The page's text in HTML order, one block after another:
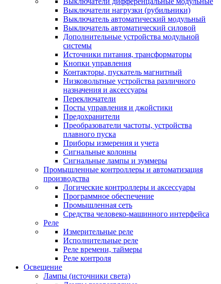
Выключатели нагрузки (рубильники)
Выключатель автоматический модульный
Выключатель автоматический силовой
Дополнительные устройства модульной
системы
Источники питания, трансформаторы
Кнопки управления
Контакторы, пускатель магнитный
Низковольтные устройства различного
назначения и аксессуары
Переключатели
Посты управления и джойстики
Предохранители
Преобразователи частоты, устройства
плавного пуска
Приборы измерения и учета
Сигнальные колонны
Сигнальные лампы и зуммеры
Промышленные контроллеры и автоматизация
производства
Логические контроллеры и аксессуары
Программное обеспечение
Промышленная сеть
Средства человеко-машинного интерфейса
Реле
Измерительные реле
Исполнительные реле
Реле времени, таймеры
Реле контроля
Освещение
Лампы (источники света)